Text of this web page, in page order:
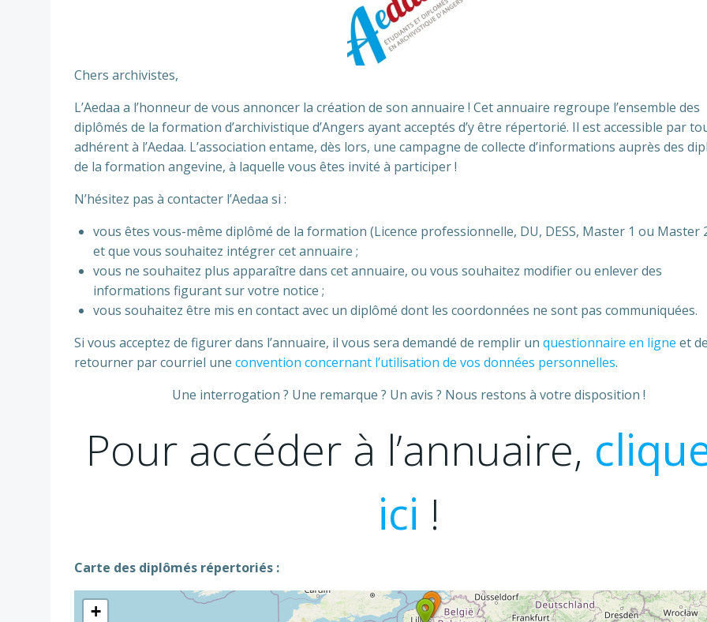
Chers archivistes,
L’Aedaa a l’honneur de vous annoncer la création de son annuaire ! Cet annuaire regroupe l’ensemble des
diplômés de la formation d’archivistique d’Angers ayant acceptés d’y être répertorié. Il est accessible par
adhérent à l’Aedaa. L’association entame, dès lors, une campagne de collecte d’informations auprès des
de la formation angevine, à laquelle vous êtes invité à participer !
N’hésitez pas à contacter l’Aedaa si :
vous êtes vous-même diplômé de la formation (Licence professionnelle, DU, DESS, Master 1 ou Master
et que vous souhaitez intégrer cet annuaire ;
vous ne souhaitez plus apparaître dans cet annuaire, ou vous souhaitez modifier ou enlever des
informations figurant sur votre notice ;
vous souhaitez être mis en contact avec un diplômé dont les coordonnées ne sont pas communiquées.
Si vous acceptez de figurer dans l’annuaire, il vous sera demandé de remplir un questionnaire en ligne et
retourner par courriel une convention concernant l’utilisation de vos données personnelles.
Une interrogation ? Une remarque ? Un avis ? Nous restons à votre disposition !
Pour accéder à l’annuaire,
ici !
Carte des diplômés répertoriés :
+